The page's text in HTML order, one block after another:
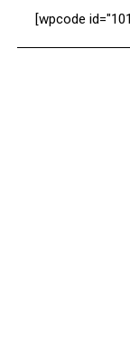
[wpcode